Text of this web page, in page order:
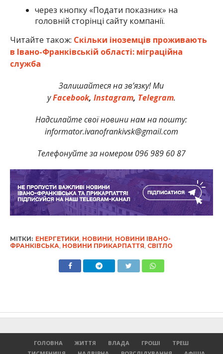
через кнопку «Подати показник» на
головній сторінці сайту компанії.
Читайте також: Скільки іноземців проживають
в Івано-Франківській області: міграційна
служба
Залишайтеся на зв’язку! Ми
уFacebook, Instagram, Telegram.
Надсилайте свої новини нам на пошту:
informator.ivanofrankivsk@gmail.com
Телефонуйте за номером 096 989 60 87
МІТКИ: ЕНЕРГЕТИКИ, НОВИНИ, НОВИНИ ІВАНО-
ФРАНКІВСЬКА, НОВИНИ ПРИКАРПАТТЯ, СВІТЛО
ГОЛОВНА ЖИТТЯ ВЛАДА ГРОШІ
ТРЕШ